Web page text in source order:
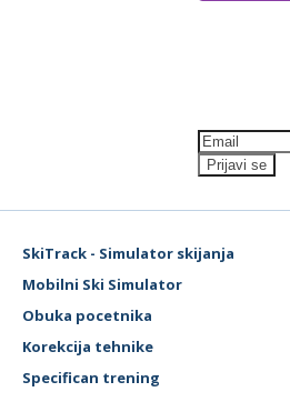
SkiTrack - Simulator skijanja
Mobilni Ski Simulator
Obuka pocetnika
Korekcija tehnike
Specifican trening